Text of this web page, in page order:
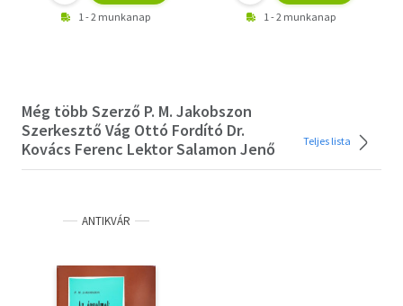
Az érzelmek önnevelése 401
1 - 2 munkanap 1 - 2 munkanap
Még több Szerző P. M. Jakobszon
Szerkesztő Vág Ottó Fordító Dr.
Kovács Ferenc Lektor Salamon Jenő
Teljes lista
ANTIKVÁR